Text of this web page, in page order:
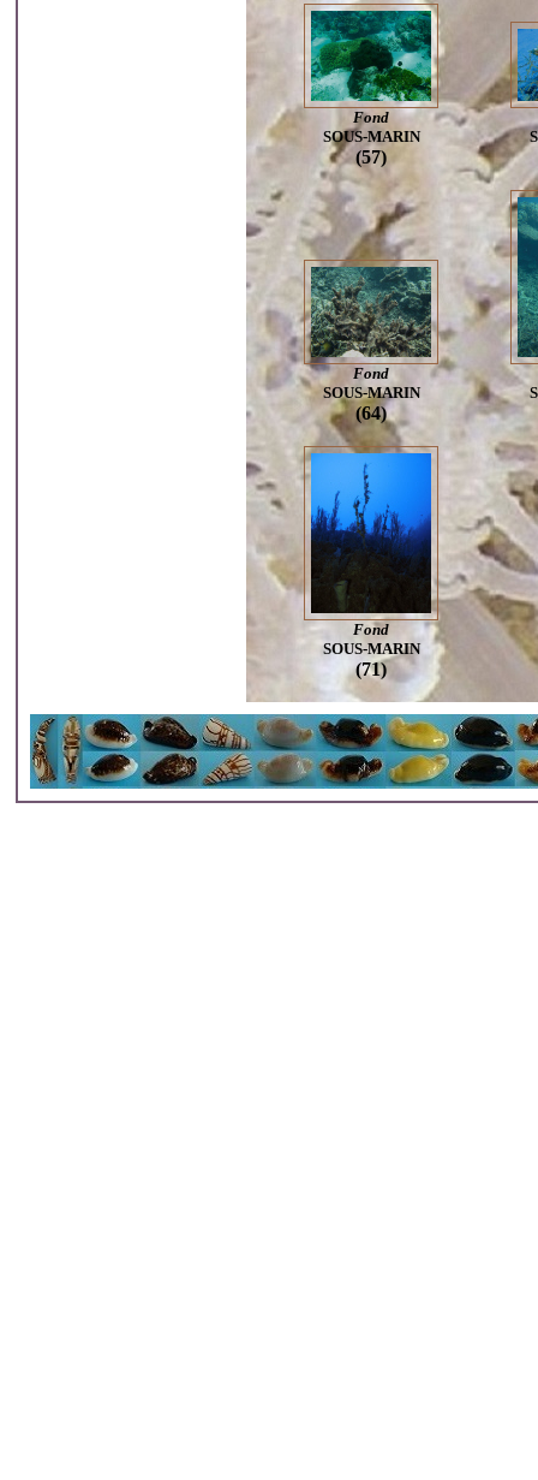
Fond
SOUS-MARIN
(57)
Fond
SOUS-MARIN
(64)
Fond
SOUS-MARIN
(71)